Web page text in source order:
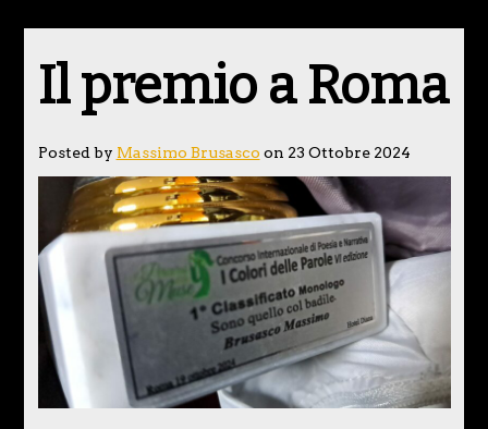
Il premio a Roma
Posted by Massimo Brusasco on 23 Ottobre 2024